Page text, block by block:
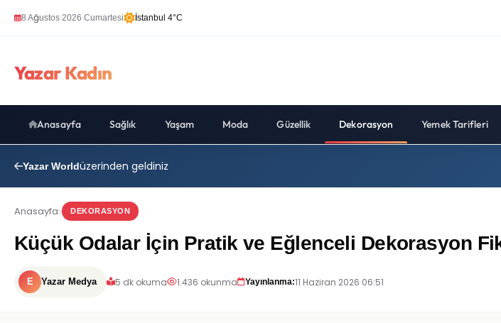
8 Ağustos 2026 Cumartesi İstanbul 4°C
Yazar Kadın
Anasayfa Sağlık Yaşam Moda Güzellik Dekorasyon Yemek Tarifleri
Yazar Worldüzerinden geldiniz
Anasayfa DEKORASYON
Küçük Odalar İçin Pratik ve Eğlenceli Dekorasyon
E Yazar Medya 5 dk okuma 1.436 okunma Yayınlanma:11 Haziran 2026 06:51